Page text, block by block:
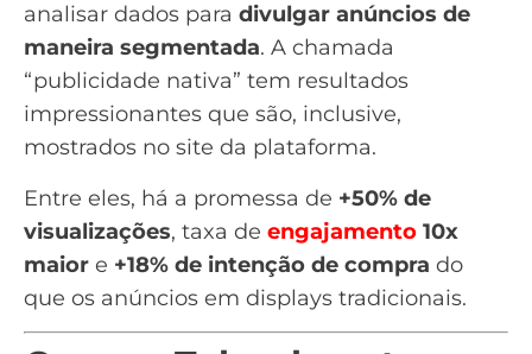
analisar dados para divulgar anúncios de
maneira segmentada. A chamada
“publicidade nativa” tem resultados
impressionantes que são, inclusive,
mostrados no site da plataforma.
Entre eles, há a promessa de +50% de
visualizações, taxa de engajamento 10x
maior e +18% de intenção de compra do
que os anúncios em displays tradicionais.